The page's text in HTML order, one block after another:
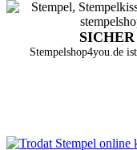
Stempelshop4you.de